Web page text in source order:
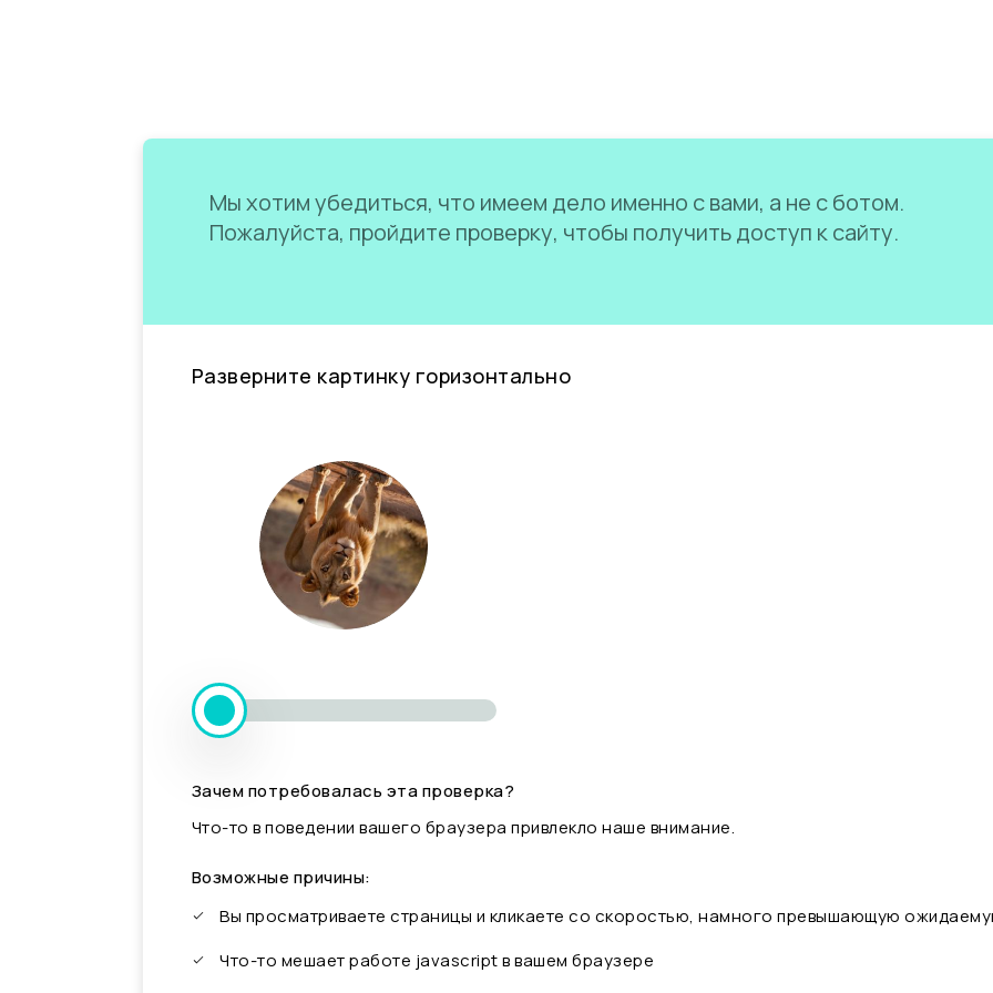
Мы хотим убедиться, что имеем дело именно с вами, а не с ботом.
Пожалуйста, пройдите проверку, чтобы получить доступ к сайту.
Разверните картинку горизонтально
Зачем потребовалась эта проверка?
Что-то в поведении вашего браузера привлекло наше внимание.
Возможные причины:
Вы просматриваете страницы и кликаете со скоростью, намного превышающую
Что-то мешает работе javascript в вашем браузере